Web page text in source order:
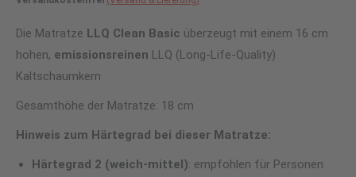
Die Matratze LLQ Clean Basic überzeugt mit einem 16 cm
hohen, emissionsreinen LLQ (Long-Life-Quality)
Kaltschaumkern
Gesamthöhe der Matratze: 18 cm
Hinweis zum Härtegrad bei dieser Matratze:
Härtegrad 2 (weich-mittel): empfohlen für Personen